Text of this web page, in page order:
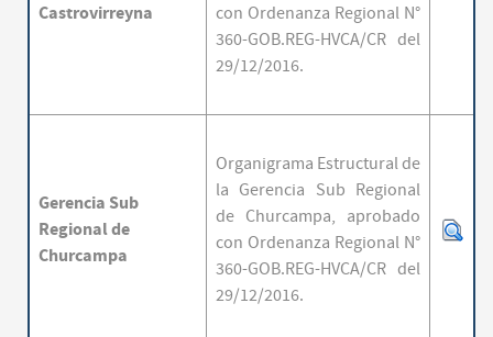
Castrovirreyna
con Ordenanza Regional N°
360-GOB.REG-HVCA/CR del
29/12/2016.
Gerencia Sub
Regionalde
Churcampa
Organigrama Estructural de
la Gerencia Sub Regional
de Churcampa, aprobado
con Ordenanza Regional N°
360-GOB.REG-HVCA/CR del
29/12/2016.